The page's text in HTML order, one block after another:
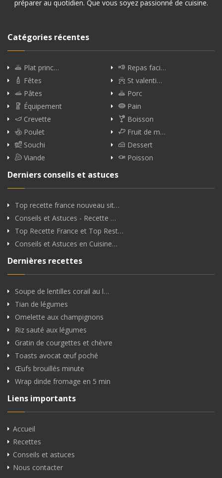
préparer au quotidien. Que vous soyez passionné de cuisine.
Catégories récentes
Plat princ…
Repas faci…
Fêtes
St valenti…
Pâtes
Porc
Équipement
Pain
Crevette
Boisson
Poulet
Fruit de m…
Souchi
Dessert
Viande
Poisson
Derniers conseils et astuces
Top recette france nouveau sit…
Conseils et Astuces - Recette …
Top Recette France et Top Rest…
Conseils et Astuces en Cuisine…
Dernières recettes
Soupe de lentilles corail au l…
Tian de légumes
Omelette aux champignons
Riz sauté aux légumes
Gratin de courgettes et chèvre
Toasts avocat œuf poché
Œufs brouillés minute
Wrap dinde fromage en 5 min
Liens importants
Accueil
Recettes
Conseils et astuces
Nous contacter